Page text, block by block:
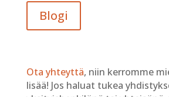
Blogi
Ota yhteyttä, niin kerromme
lisää! Jos haluat tukea